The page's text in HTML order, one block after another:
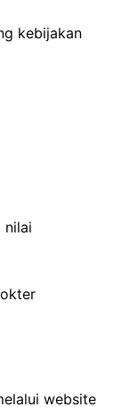
kebijakan
nilai
website